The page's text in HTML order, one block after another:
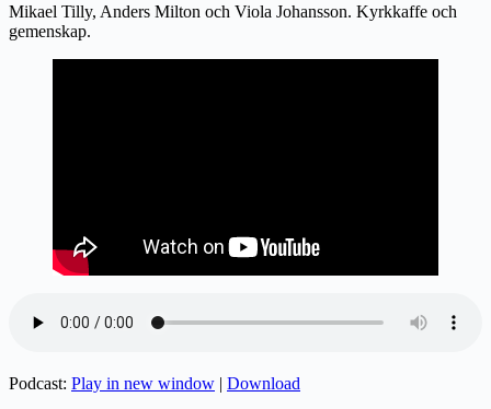
Mikael Tilly, Anders Milton och Viola Johansson. Kyrkkaffe och
gemenskap.
Podcast: Play in new window | Download